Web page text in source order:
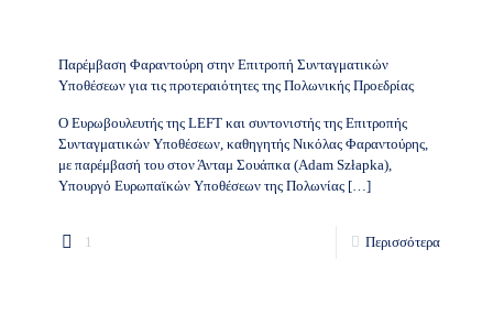
Παρέμβαση Φαραντούρη στην Επιτροπή Συνταγματικών
Υποθέσεων για τις προτεραιότητες της Πολωνικής Προεδρίας
Ο Ευρωβουλευτής της LEFT και συντονιστής της Επιτροπής
Συνταγματικών Υποθέσεων, καθηγητής Νικόλας Φαραντούρης,
με παρέμβασή του στον Άνταμ Σουάπκα (Adam Szłapka),
Υπουργό Ευρωπαϊκών Υποθέσεων της Πολωνίας […]
1 Περισσότερα